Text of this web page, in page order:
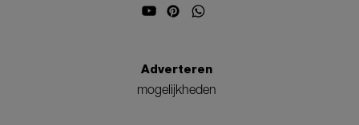
Adverteren
mogelijkheden